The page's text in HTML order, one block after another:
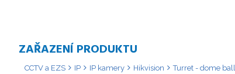
ZAŘAZENÍ PRODUKTU
CCTV a EZS IP IP kamery Hikvision Turret - dome ball